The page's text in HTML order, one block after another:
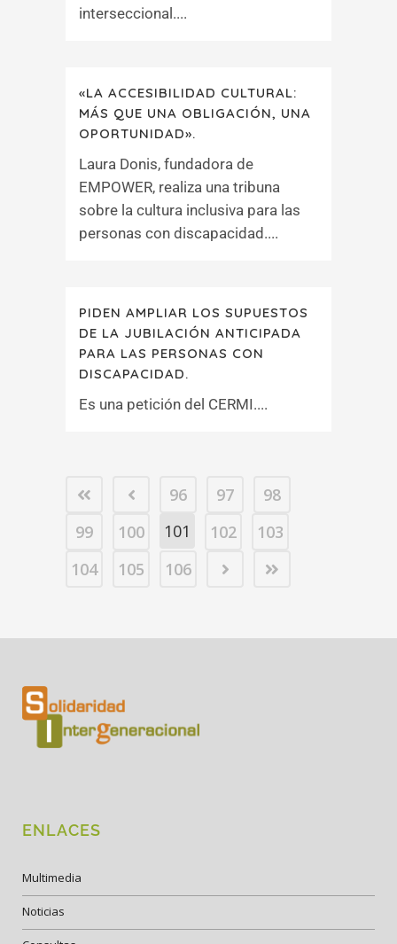
interseccional....
«LA ACCESIBILIDAD CULTURAL:
MÁS QUE UNA OBLIGACIÓN, UNA
OPORTUNIDAD».
Laura Donis, fundadora de
EMPOWER, realiza una tribuna
sobre la cultura inclusiva para las
personas con discapacidad....
PIDEN AMPLIAR LOS SUPUESTOS
DE LA JUBILACIÓN ANTICIPADA
PARA LAS PERSONAS CON
DISCAPACIDAD.
Es una petición del CERMI....
96 97
98
99
100 101 102
103
104
105 106
ENLACES
Multimedia
Noticias